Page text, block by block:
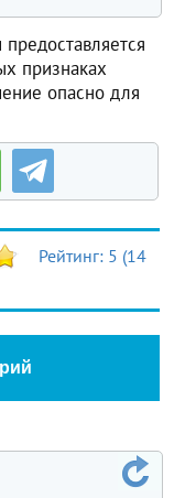
признаках
опасно для
Рейтинг: 5 (14